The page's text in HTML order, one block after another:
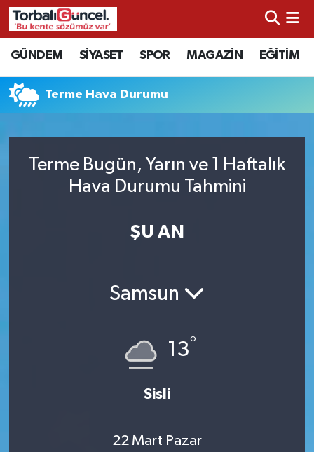
GÜNDEM SİYASET SPOR MAGAZİN EĞİTİM
Terme Hava Durumu
Terme Bugün, Yarın ve 1 Haftalık
Hava Durumu Tahmini
ŞU AN
Samsun
13°
Sisli
22 Mart Pazar
İzmir Nöbetçi Eczaneler
İzmir Hava Durumu
İzmir Trafik Yoğunluk Haritası
Süper Lig Puan Durumu ve Fikstür